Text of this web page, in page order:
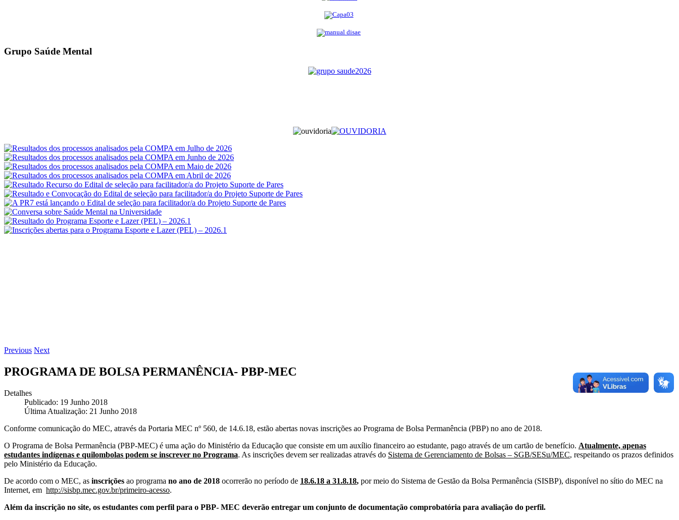
Grupo Saúde Mental
Previous Next
PROGRAMA DE BOLSA PERMANÊNCIA- PBP-MEC
Detalhes
Publicado: 19 Junho 2018
Última Atualização: 21 Junho 2018
Conforme comunicação do MEC, através da Portaria MEC nº 560, de 14.6.18, estão abertas novas inscrições ao Programa de Bolsa Permanência (PBP) no ano de 2018.
O Programa de Bolsa Permanência (PBP-MEC) é uma ação do Ministério da Educação que consiste em um auxílio financeiro ao estudante, pago através de um cartão de benefício. Atualmente, apenas
estudantes indígenas e quilombolas podem se inscrever no Programa. As inscrições devem ser realizadas através do Sistema de Gerenciamento de Bolsas – SGB/SESu/MEC, respeitando os prazos definidos
pelo Ministério da Educação.
De acordo com o MEC, as inscrições ao programa no ano de 2018 ocorrerão no período de 18.6.18 a 31.8.18, por meio do Sistema de Gestão da Bolsa Permanência (SISBP), disponível no sítio do MEC na
Internet, em http://sisbp.mec.gov.br/primeiro-acesso.
Além da inscrição no site, os estudantes com perfil para o PBP- MEC deverão entregar um conjunto de documentação comprobatória para avaliação do perfil.